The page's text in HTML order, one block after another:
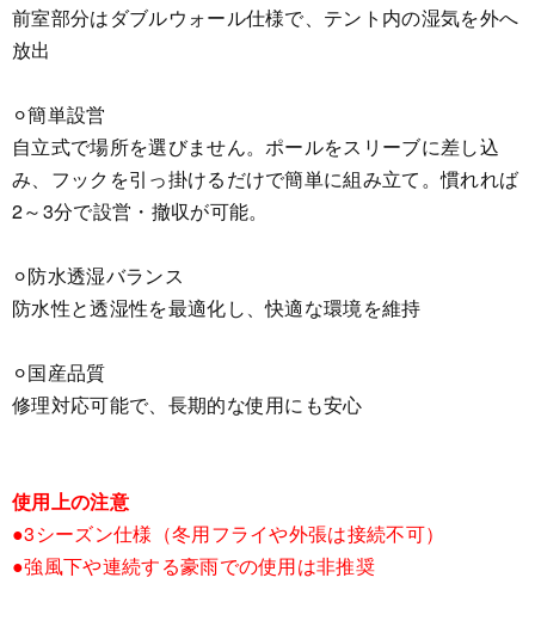
前室部分はダブルウォール仕様で、テント内の湿気を外へ
放出
⚪︎簡単設営
自立式で場所を選びません。ポールをスリーブに差し込
み、フックを引っ掛けるだけで簡単に組み立て。慣れれば
2～3分で設営・撤収が可能。
⚪︎防水透湿バランス
防水性と透湿性を最適化し、快適な環境を維持
⚪︎国産品質
修理対応可能で、長期的な使用にも安心
使用上の注意
●3シーズン仕様（冬用フライや外張は接続不可）
●強風下や連続する豪雨での使用は非推奨